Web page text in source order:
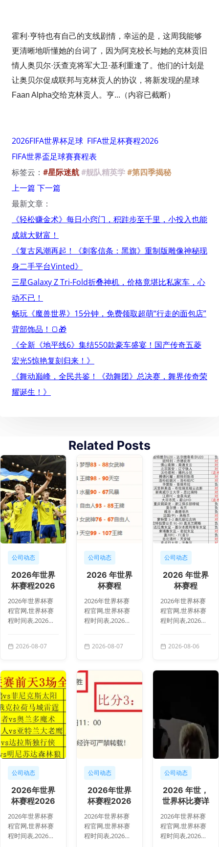
霍利·亨特也有自己的支线剧情，幸运的是，这周我能够
更清晰地听懂她的台词了，因为阿克校长与她的克林贡旧
情人奥贝尔·沃查克将军大卫·基利重逢了。他们的计划是
让奥贝尔促成联邦与克林贡人的协议，将新发现的星球
Faan Alpha交给克林贡人。亨...（内容已截断）
2026FIFA世界杯足球 FIFA世足杯賽程2026
FIFA世界盃足球賽賽程表
标签云： #星际迷航#舰队精英学#第四季揭秘
上一篇 下一篇
最新文章：
《轻松赚金术》每日小窍门，积跬步至千里，小投入也能
成就大财富！
《复古风潮再起！《刺客信条：黑旗》重制版雕像神秘现
身二手平台Vinted》
三星Galaxy Z Tri-Fold折叠神机，价格竟堪比私家车，心
动不已！
畅玩《魔兽世界》15分钟，免费领取超萌“行走的面包店”
背部饰品！🍞🎁
《全新《地平线6》集结550款豪车盛宴！国产传奇五菱
宏光S惊艳复刻归来！》
《舞动巅峰，全民共鉴！《劲舞团》总决赛，舞界传奇荣
耀诞生！》
Related Posts
公司动态
2026年世界
杯赛程2026
年世界杯赛程
官网突发变动
引发
2026年世界杯赛
程官网,世界杯赛
程时间表,2026世
情,2026年世界杯
2026-08-07
公司动态
2026 年世界
杯赛程
134317 1
2026年世界杯赛
程官网,世界杯赛
程时间表,2026世
情,2026 年世界杯
2026-08-07
公司动态
2026 年世界
杯赛程
134056
2026年世界杯赛
程官网,世界杯赛
程时间表,2026世
情,2026 年世界杯
2026-08-06
公司动态
2026年世界
杯赛程2026
年世界杯赛程
官网突发变动
引发
2026年世界杯赛
程官网,世界杯赛
程时间表,2026世
公司动态
2026年世界
杯赛程2026
年世界杯赛程
官网突发变动
引发
2026年世界杯赛
程官网,世界杯赛
程时间表,2026世
公司动态
2026 年世，
世界杯比赛详
情，界杯赛程
133303
2026年世界杯赛
程官网,世界杯赛
程时间表,2026世